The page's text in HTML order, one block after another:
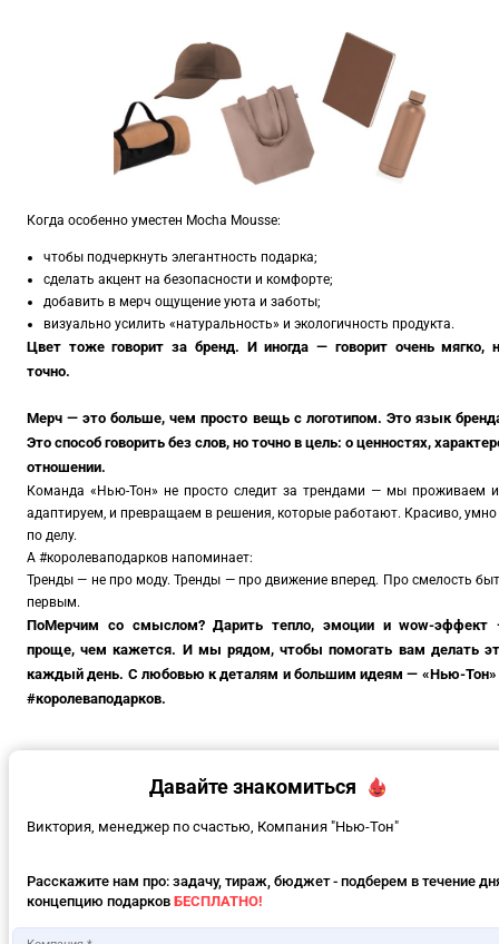
Когда особенно уместен Mocha Mousse:
чтобы подчеркнуть элегантность подарка;
сделать акцент на безопасности и комфорте;
добавить в мерч ощущение уюта и заботы;
визуально усилить «натуральность» и экологичность продукта.
Цвет тоже говорит за бренд. И иногда — говорит очень мягко,
точно.
Мерч — это больше, чем просто вещь с логотипом. Это язык
Это способ говорить без слов, но точно в цель: о ценностях,
отношении.
Команда «Нью-Тон» не просто следит за трендами — мы проживаем
адаптируем, и превращаем в решения, которые работают. Красиво, умно
по делу.
А #королеваподарков напоминает:
Тренды — не про моду. Тренды — про движение вперед. Про смелость
первым.
ПоМерчим со смыслом? Дарить тепло, эмоции и wow-эффект
проще, чем кажется. И мы рядом, чтобы помогать вам делать
каждый день. С любовью к деталям и большим идеям — «Нью-Тон»
#королеваподарков.
Давайте знакомиться
Виктория, менеджер по счастью, Компания "Нью-Тон"
Расскажите нам про: задачу, тираж, бюджет - подберем в течение
концепцию подарков БЕСПЛАТНО!